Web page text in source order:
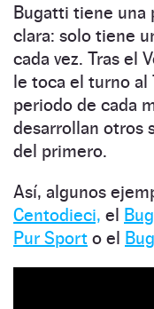
Bugatti tiene una
clara: solo tiene
cada vez. Tras el
le toca el turno al
periodo de cada
desarrollan otros
del primero.
Así, algunos
Centodieci, el
Pur Sport o el